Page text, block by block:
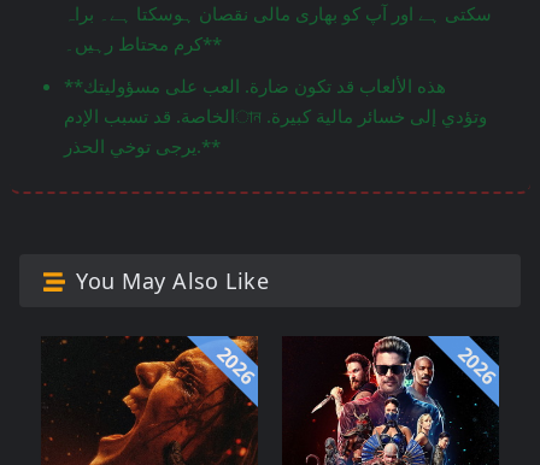
سکتی ہے اور آپ کو بھاری مالی نقصان ہوسکتا ہے۔ براہ
کرم محتاط رہیں۔**
**هذه الألعاب قد تكون ضارة. العب على مسؤوليتك
الخاصة. قد تسبب الإدمান وتؤدي إلى خسائر مالية كبيرة.
يرجى توخي الحذر.**
You May Also Like
2026 2026